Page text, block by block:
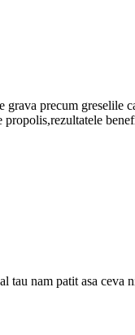
precum greselile
tau nam patit asa ceva